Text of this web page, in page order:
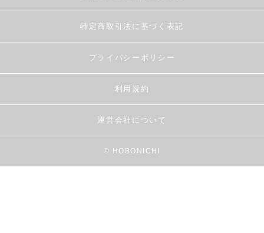
特定商取引法に基づく表記
プライバシーポリシー
利用規約
運営会社について
© HOBONICHI